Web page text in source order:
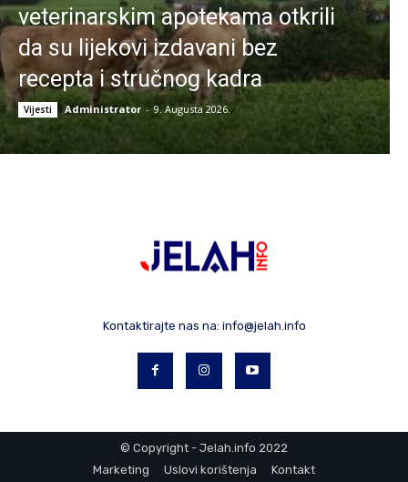
veterinarskim apotekama otkrili
da su lijekovi izdavani bez
recepta i stručnog kadra
Vijesti Administrator - 9. Augusta 2026.
Kontaktirajte nas na: info@jelah.info
© Copyright - Jelah.info 2022
Marketing
Uslovi korištenja Kontakt